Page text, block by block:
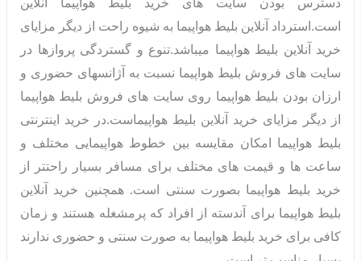
دسترس بودن سایت های خرید بلیط هواپیما آنلاین
است.استرداد آنلاین بلیط هواپیما به شیوه راحت از دیگر مزایای
خرید آنلاین بلیط هواپیما میباشد.تنوع و گستردگی پروازها در
سایت های فروش بلیط هواپیما نسبت به آژانسهای حضوری و
ارزان بودن بلیط هواپیما روی سایت های فروش بلیط هواپیما
از دیگر مزایای خرید آنلاین بلیط هواپیماست.در خرید اینترنتی
بلیط هواپیما امکان مقایسه بین خطوط هواپیمایی مختلف و
ساعت ها و قیمت های مختلف برای مسافر بسیار راحتتر از
خرید بلیط هواپیما بصورت سنتی است. همچنین خرید آنلاین
بلیط هواپیما برای آندسته از افراد که پرمشغله هستند و زمان
کافی برای خرید بلیط هواپیما به صورت سنتی و حضوری ندارند